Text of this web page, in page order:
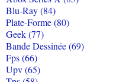
Blu-Ray (84)
Plate-Forme (80)
Geek (77)
Bande Dessinée (69)
Fps (66)
Upv (65)